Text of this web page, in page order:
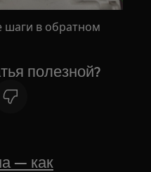
шаги в обратном
полезной?
— как